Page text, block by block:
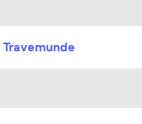
Travemunde